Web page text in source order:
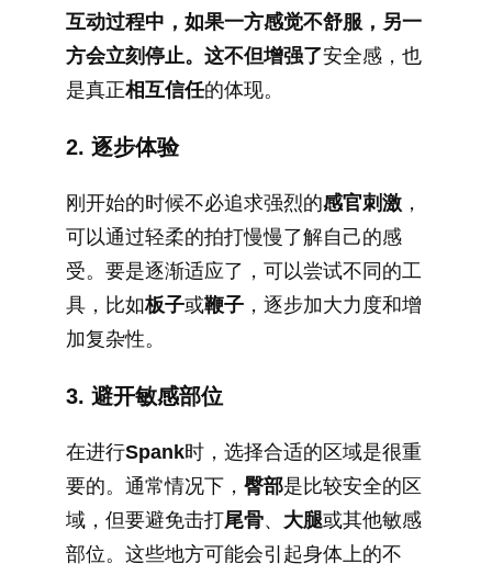
互动过程中，如果一方感觉不舒服，另一
方会立刻停止。这不但增强了安全感，也
是真正相互信任的体现。
2. 逐步体验
刚开始的时候不必追求强烈的感官刺激 ，
可以通过轻柔的拍打慢慢了解自己的感
受。要是逐渐适应了，可以尝试不同的工
具，比如板子或鞭子 ，逐步加大力度和增
加复杂性。
3. 避开敏感部位
在进行Spank时，选择合适的区域是很重
要的。通常情况下， 臀部是比较安全的区
域，但要避免击打尾骨、 大腿或其他敏感
部位。这些地方可能会引起身体上的不